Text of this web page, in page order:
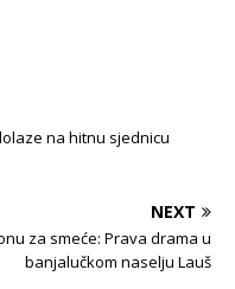
na hitnu sjednicu
NEXT
za smeće: Prava drama u
banjalučkom naselju Lauš